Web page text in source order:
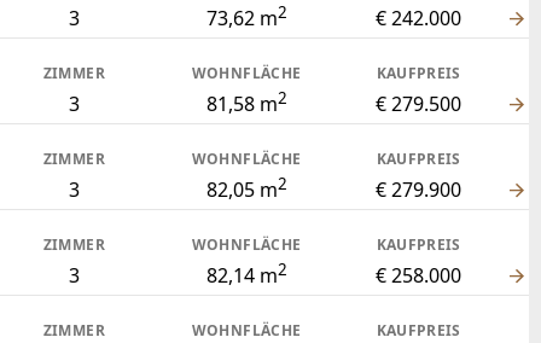
3 73,62 m2 € 242.000
ZIMMER
3
WOHNFLÄCHE
81,58 m2
KAUFPREIS
€ 279.500
ZIMMER
3
WOHNFLÄCHE
82,05 m2
KAUFPREIS
€ 279.900
ZIMMER
3
WOHNFLÄCHE
82,14 m2
KAUFPREIS
€ 258.000
ZIMMER WOHNFLÄCHE KAUFPREIS